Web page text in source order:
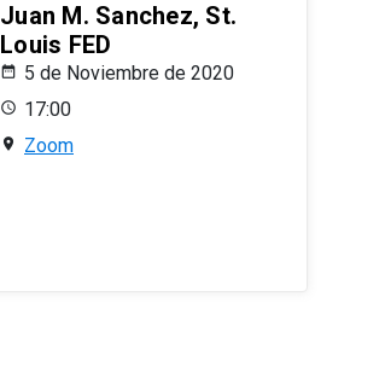
Juan M. Sanchez, St.
Louis FED
5 de Noviembre de 2020
17:00
Zoom